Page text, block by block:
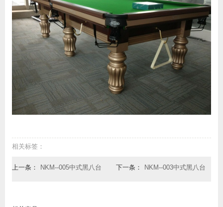
相关标签：
上一条： NKM--005中式黑八台 下一条： NKM--003中式黑八台